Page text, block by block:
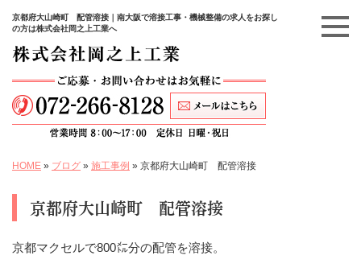
京都府大山崎町 配管溶接｜南大阪で溶接工事・機械整備の求人をお探し
の方は株式会社岡之上工業へ
HOME » ブログ » 施工事例 » 京都府大山崎町 配管溶接
京都府大山崎町 配管溶接
京都マクセルで800㍍分の配管を溶接。